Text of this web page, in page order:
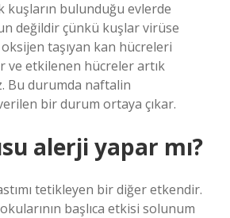
kuşların bulunduğu evlerde
değildir çünkü kuşlar virüse
oksijen taşıyan kan hücreleri
ve etkilenen hücreler artık
Bu durumda naftalin
bir durum ortaya çıkar.
alerji yapar mı?
tetikleyen bir diğer etkendir.
başlıca etkisi solunum